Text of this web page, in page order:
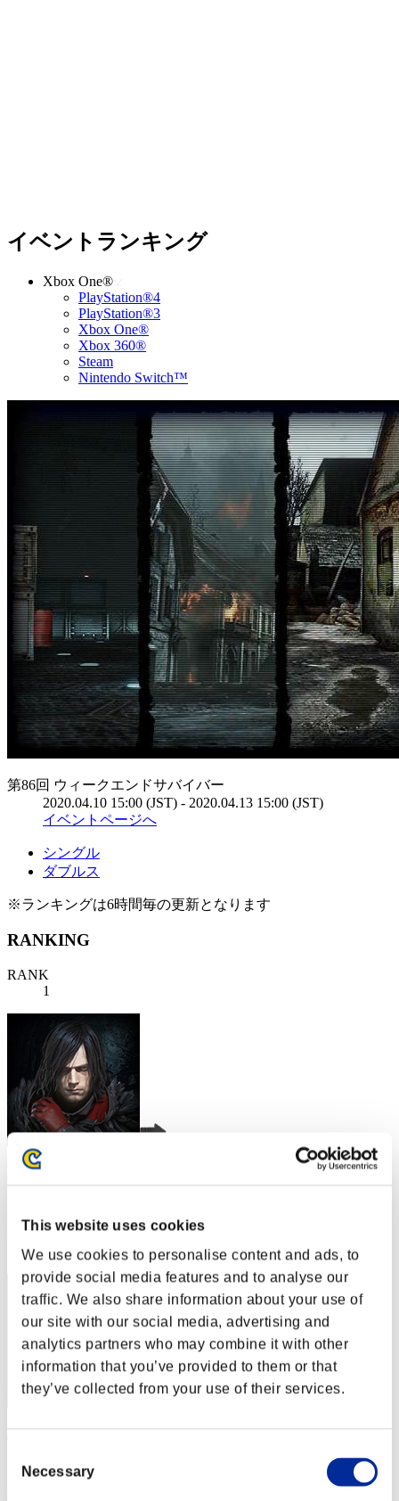
This website uses cookies
We use cookies to personalise content and ads, to
provide social media features and to analyse our
traffic. We also share information about your use of
our site with our social media, advertising and
analytics partners who may combine it with other
information that you’ve provided to them or that
they’ve collected from your use of their services.
Selection
Necessary
イベントランキング
Xbox One®
PlayStation®4
PlayStation®3
Xbox One®
Xbox 360®
Steam
Nintendo Switch™
第86回 ウィークエンドサバイバー
2020.04.10 15:00 (JST) - 2020.04.13 15:00 (JST)
イベントページへ
シングル
ダブルス
※ランキングは6時間毎の更新となります
RANKING
RANK
1
VALKGARD ALVI
RANK
1
ADR JaiDe N
スコア:30階層/39'09"46